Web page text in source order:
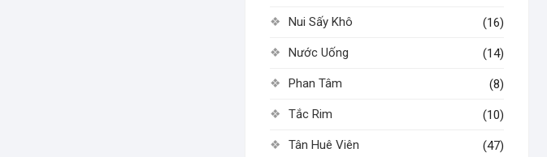
Nui Sấy Khô (16)
Nước Uống (14)
Phan Tâm (8)
Tắc Rim (10)
Tân Huê Viên (47)